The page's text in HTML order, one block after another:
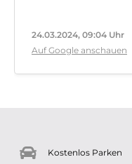
24.03.2024, 09:04 Uhr
Auf Google anschauen
Kostenlos Parken